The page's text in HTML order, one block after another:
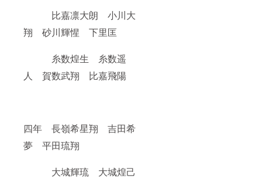
比嘉凛大朗 小川大
翔 砂川輝惺 下里匡
糸数煌生 糸数遥
人 賀数武翔 比嘉飛陽
四年 長嶺希星翔 吉田希
夢 平田琉翔
大城輝琉 大城煌己